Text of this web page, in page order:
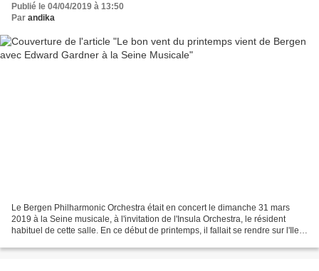
Publié le 04/04/2019 à 13:50
Par andika
Le Bergen Philharmonic Orchestra était en concert le dimanche 31 mars
2019 à la Seine musicale, à l'invitation de l'Insula Orchestra, le résident
habituel de cette salle. En ce début de printemps, il fallait se rendre sur l'Ile